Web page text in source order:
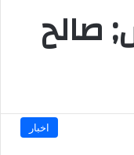
صالح
اخبار